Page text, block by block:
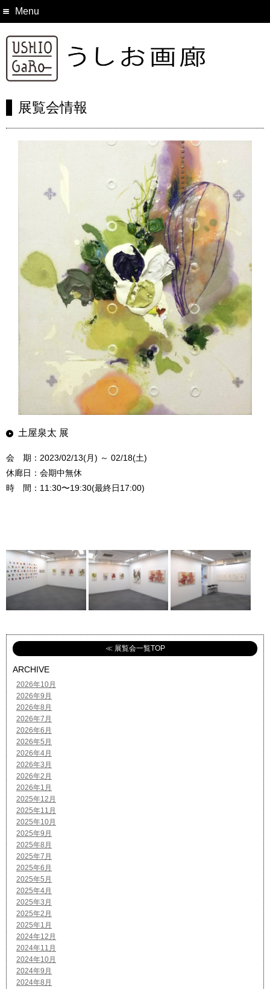
Menu
展覧会情報
土屋泉太 展
会 期：2023/02/13(月) ～ 02/18(土)
休廊日：会期中無休
時 間：11:30〜19:30(最終日17:00)
≪ 展覧会一覧TOP
ARCHIVE
2026年10月
2026年9月
2026年8月
2026年7月
2026年6月
2026年5月
2026年4月
2026年3月
2026年2月
2026年1月
2025年12月
2025年11月
2025年10月
2025年9月
2025年8月
2025年7月
2025年6月
2025年5月
2025年4月
2025年3月
2025年2月
2025年1月
2024年12月
2024年11月
2024年10月
2024年9月
2024年8月